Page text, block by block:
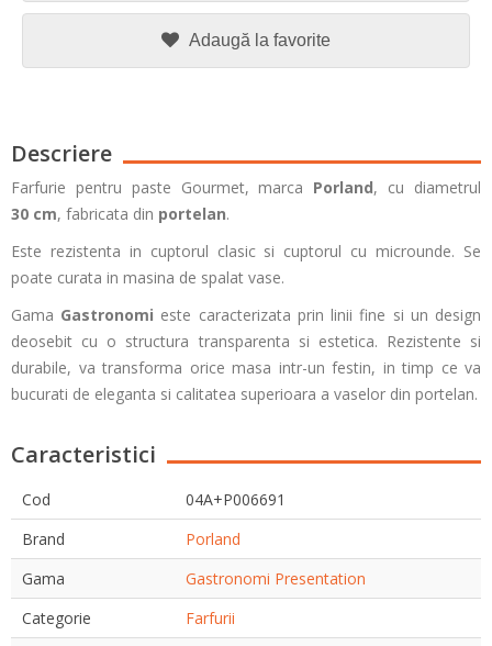
Adaugă la favorite
Descriere
Farfurie pentru paste Gourmet, marca Porland, cu diametrul
30 cm, fabricata din portelan.
Este rezistenta in cuptorul clasic si cuptorul cu microunde. Se
poate curata in masina de spalat vase.
Gama Gastronomi este caracterizata prin linii fine si un design
deosebit cu o structura transparenta si estetica. Rezistente si
durabile, va transforma orice masa intr-un festin, in timp ce va
bucurati de eleganta si calitatea superioara a vaselor din portelan.
Caracteristici
Cod
04A+P006691
Brand
Porland
Gama
Gastronomi Presentation
Categorie
Farfurii